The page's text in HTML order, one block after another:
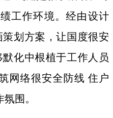
工作环境。经由设计
划方案，让国度很安
化中根植于工作人员
网络很安全防线 住户
围。